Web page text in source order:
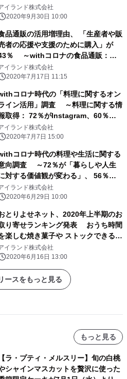
イランド株式会社
2020年9月30日 10:00
品通販の活用増理由、 「生産者や販
者の応援や支援のために購入」が
％ ～withコロナの食品通販：
％が購入増える、 人気ジャンルは
菓子が50％～
イランド株式会社
2020年7月17日 11:15
コロナ時代の「料理に関するオン
イン活用」調査 ～料理に関する情
取得： 72％がInstagram、60％以
が「料理のライブ配信」を視聴～
イランド株式会社
2020年7月7日 15:00
コロナ時代の料理や生活に関する
向調査 ～72％が「暮らしや人生
対する価値観が変わる」、 56％は
料理をする機会が増える」～
イランド株式会社
2020年6月29日 10:00
とりよせネット、2020年上半期のお
り寄せランキング発表 おうち時間
楽しむ焼き菓子や ストックできるグ
メがランクイン
イランド株式会社
2020年6月16日 13:00
ースをもっと見る
もっと見る
【ラ・プティ・メルスリー】旬の白桃
シャインマスカットを贅沢に使った